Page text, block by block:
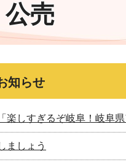
公売
知らせ
楽しすぎるぞ岐阜！岐阜
ましょう